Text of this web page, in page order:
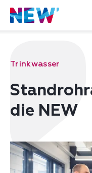
Trinkwasser
die NEW